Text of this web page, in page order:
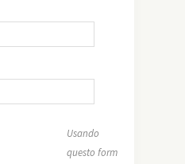
Usando
questo form